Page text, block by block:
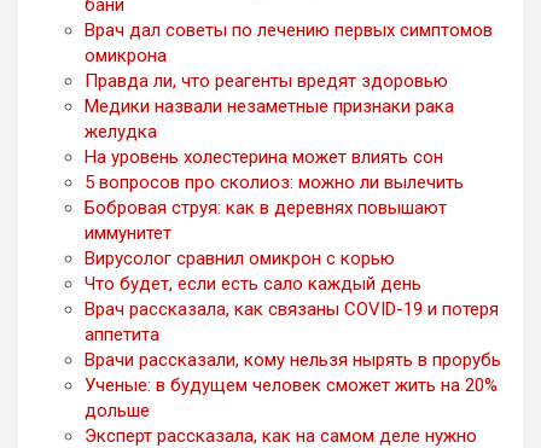
бани
Врач дал советы по лечению первых симптомов
омикрона
Правда ли, что реагенты вредят здоровью
Медики назвали незаметные признаки рака
желудка
На уровень холестерина может влиять сон
5 вопросов про сколиоз: можно ли вылечить
Бобровая струя: как в деревнях повышают
иммунитет
Вирусолог сравнил омикрон с корью
Что будет, если есть сало каждый день
Врач рассказала, как связаны COVID-19 и потеря
аппетита
Врачи рассказали, кому нельзя нырять в прорубь
Ученые: в будущем человек сможет жить на 20%
дольше
Эксперт рассказала, как на самом деле нужно